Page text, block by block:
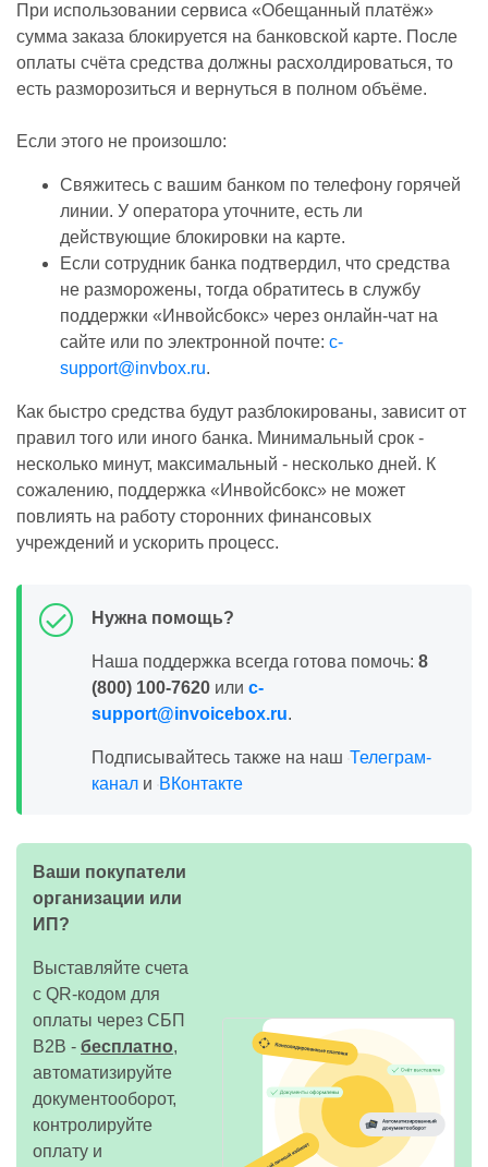
При использовании сервиса «Обещанный платёж»
сумма заказа блокируется на банковской карте. После
оплаты счёта средства должны расхолдироваться, то
есть разморозиться и вернуться в полном объёме.
Если этого не произошло:
Свяжитесь с вашим банком по телефону горячей
линии. У оператора уточните, есть ли
действующие блокировки на карте.
Если сотрудник банка подтвердил, что средства
не разморожены, тогда обратитесь в службу
поддержки «Инвойсбокс» через онлайн-чат на
сайте или по электронной почте: c-
support@invbox.ru.
Как быстро средства будут разблокированы, зависит от
правил того или иного банка. Минимальный срок -
несколько минут, максимальный - несколько дней. К
сожалению, поддержка «Инвойсбокс» не может
повлиять на работу сторонних финансовых
учреждений и ускорить процесс.
Нужна помощь?
Наша поддержка всегда готова помочь: 8
(800) 100-7620 или c-
support@invoicebox.ru.
Подписывайтесь также на наш Телеграм-
канал и ВКонтакте
Ваши покупатели
организации или
ИП?
Выставляйте счета
с QR-кодом для
оплаты через СБП
B2B - бесплатно,
автоматизируйте
документооборот,
контролируйте
оплату и